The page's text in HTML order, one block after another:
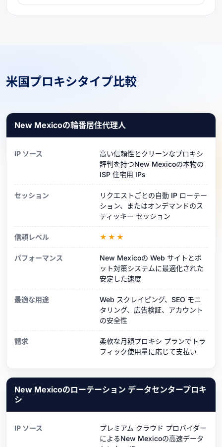
米国プロキシタイプ比較
New Mexicoの輪番居住代理人
IP ソース
高い信頼性とクリーンなプロキシ
評判を持つNew Mexicoの本物の
ISP 住宅用 IPs
セッション
リクエストごとの自動 IP ローテー
ション、またはオンデマンドのス
ティッキー セッション
信頼レベル ★★★
パフォーマンス
New Mexicoの Web サイトとボ
ット対策システムに最適化された
安定した速度
最適な用途
Web スクレイピング、SEO モニ
タリング、広告検証、アカウント
の安全性
請求
柔軟な月額プロキシ プランでトラ
フィック使用量に応じて支払い
New Mexicoのローテーション データセンタープロキ
シ
IP ソース
プレミアム クラウド プロバイダー
によるNew Mexicoの高速データ